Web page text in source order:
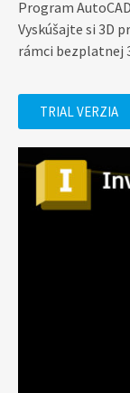
Program
Vyskúšajte si 3D
rámci bezplatnej
TRIAL VERZIA